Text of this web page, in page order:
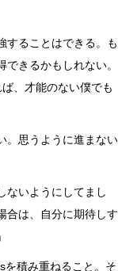
することはできる。も
きるかもしれない。
、才能のない僕でも
。思うように進まない
ないようにしてまし
合は、自分に期待しす
を積み重ねること。そ